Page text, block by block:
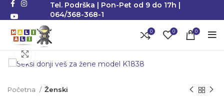
Tel. Podrška | Pon-Pet od 9 do 17h |
064/368-368-1
0 0 0
Početna Ženski